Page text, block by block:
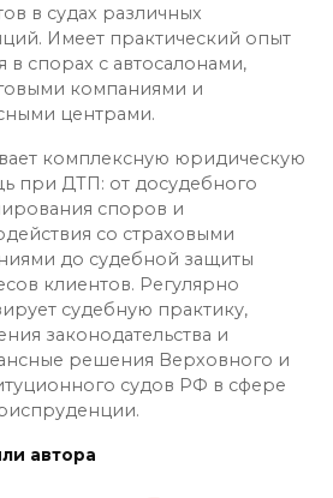
в судах различных
Имеет практический опыт
в спорах с автосалонами,
компаниями и
центрами.
комплексную юридическую
при ДТП: от досудебного
споров и
со страховыми
до судебной защиты
клиентов. Регулярно
судебную практику,
законодательства и
решения Верховного и
судов РФ в сфере
автора